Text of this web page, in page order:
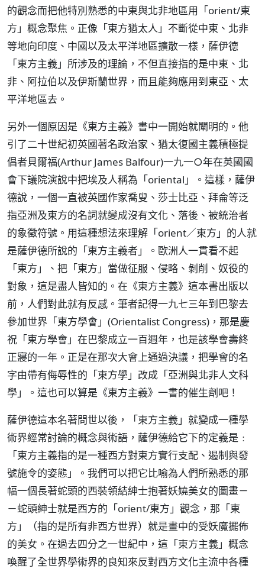
的觀念而把他特別熟悉的中東與北非地區用「orient/東
方」概念聚焦。正像「東方猶太人」不斷從中東、北非
等地向印度、中國以及太平洋地區擴散一樣，薩伊德
「東方主義」所涉及的理論，不但直接指的是中東、北
非、阿拉伯以及伊斯蘭世界，而且能夠應用到東亞、太
平洋地區去。
另外一個原因是《東方主義》書中一開始就闡明的。他
引了二十世紀初英國著名政治家、猶太復國主義積極提
倡者貝爾福(Arthur James Balfour)一九一○年在英國國
會下議院演說中把埃及人稱為「oriental」。這樣，薩伊
德說，一個一直被英國作家喬叟、莎士比亞、拜侖等泛
指亞洲及東方的名詞就變成沒有文化、落後、被統治者
的象徵符號。用這種想法來理解「orient／東方」的人就
是薩伊德所說的「東方主義者」。歐洲人一貫看不起
「東方」、把「東方」當做征服、侵略、剝削、奴役的
對象，這是盡人皆知的。在《東方主義》這本書出版以
前，人們對此就有反感。筆者記得一九七三年到巴黎去
參加世界「東方學會」(Orientalist Congress)，那是慶
祝「東方學會」在巴黎成立一百週年，也是該學會壽終
正寢的一年。正是在那次大會上通過決議，把學會的名
字由帶有侮辱性的「東方學」改成「亞洲與北非人文科
學」。這也可以算是《東方主義》一書的催生劑吧！
薩伊德這本名著問世以後，「東方主義」就變成一種學
術界經常討論的概念與術語，薩伊德給它下的定義是﹕
「東方主義指的是一種西方對東方實行支配、遏制與發
號施令的姿態」。我們可以把它比喻為人們所熟悉的那
幅一個長著蛇頭的西裝領結紳士抱著妖嬈美女的圖畫－
－蛇頭紳士就是西方的「orient/東方」觀念，那「東
方」（指的是所有非西方世界）就是畫中的受妖魔擺佈
的美女。在過去四分之一世紀中，這「東方主義」概念
喚醒了全世界學術界的良知來反對西方文化主流中各種